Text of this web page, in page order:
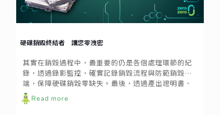
硬碟銷毀終結者 讓您零洩密
其實在銷毀過程中，最重要的仍是各個處理環節的紀
錄，透過錄影監控，確實記錄銷毀流程與防範銷毀弊
端，保障硬碟銷毀零缺失。最後，透過產出證明書、
報告書等文件，打造最完善的資安銷毀防線，為企業
縱深防禦，達到零洩密、零風險。
Read more